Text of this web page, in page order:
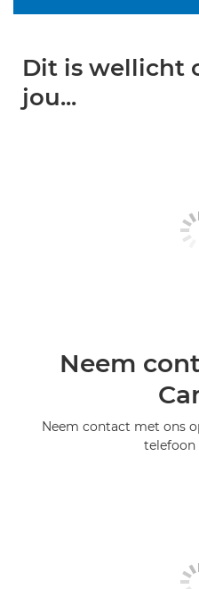
Dit is wellicht
jou...
Neem
Neem contact met ons
telefoon